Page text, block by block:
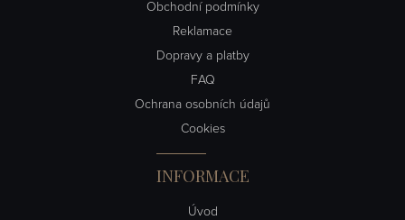
Obchodní podmínky
Reklamace
Dopravy a platby
FAQ
Ochrana osobních údajů
Cookies
INFORMACE
Úvod